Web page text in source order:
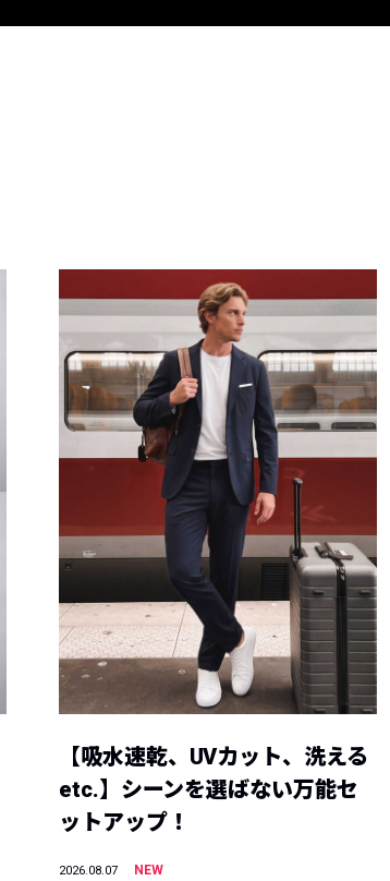
【吸水速乾、UVカット、洗える
etc.】シーンを選ばない万能セ
ットアップ！
2026.08.07
NEW